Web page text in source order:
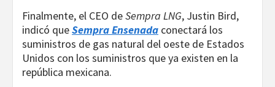
Finalmente, el CEO deSempra LNG, Justin Bird,
indicó queSempra Ensenada conectará los
suministros de gas natural del oeste de Estados
Unidos con los suministros que ya existen en la
república mexicana.